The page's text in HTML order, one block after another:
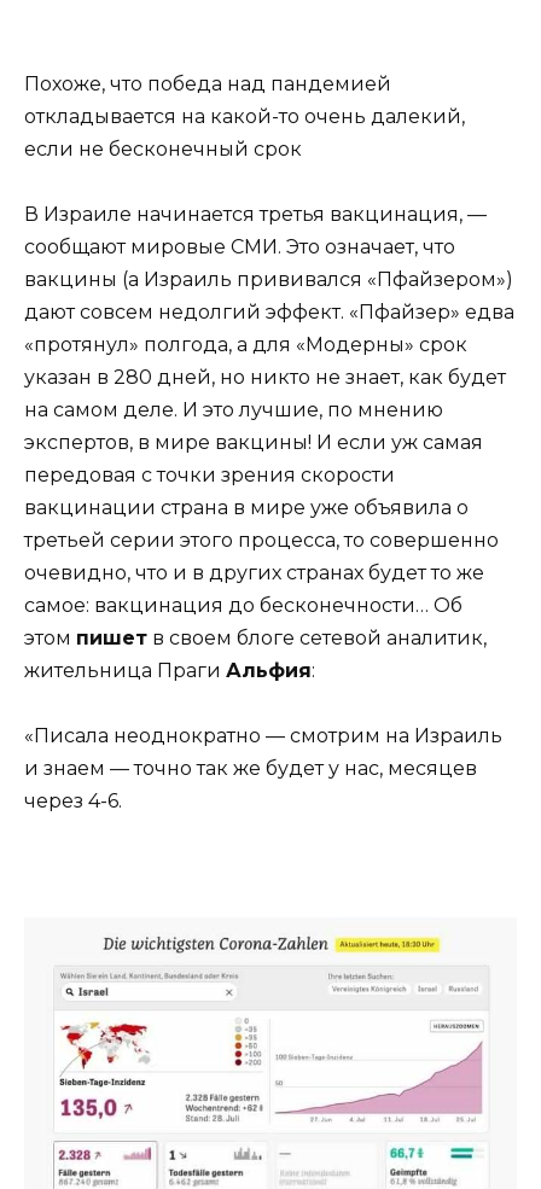
Похоже, что победа над пандемией
откладывается на какой-то очень далекий,
если не бесконечный срок
В Израиле начинается третья вакцинация, —
сообщают мировые СМИ. Это означает, что
вакцины (а Израиль прививался «Пфайзером»)
дают совсем недолгий эффект. «Пфайзер» едва
«протянул» полгода, а для «Модерны» срок
указан в 280 дней, но никто не знает, как будет
на самом деле. И это лучшие, по мнению
экспертов, в мире вакцины! И если уж самая
передовая с точки зрения скорости
вакцинации страна в мире уже объявила о
третьей серии этого процесса, то совершенно
очевидно, что и в других странах будет то же
самое: вакцинация до бесконечности… Об
этом пишет в своем блоге сетевой аналитик,
жительница Праги Альфия:
«Писала неоднократно — смотрим на Израиль
и знаем — точно так же будет у нас, месяцев
через 4-6.